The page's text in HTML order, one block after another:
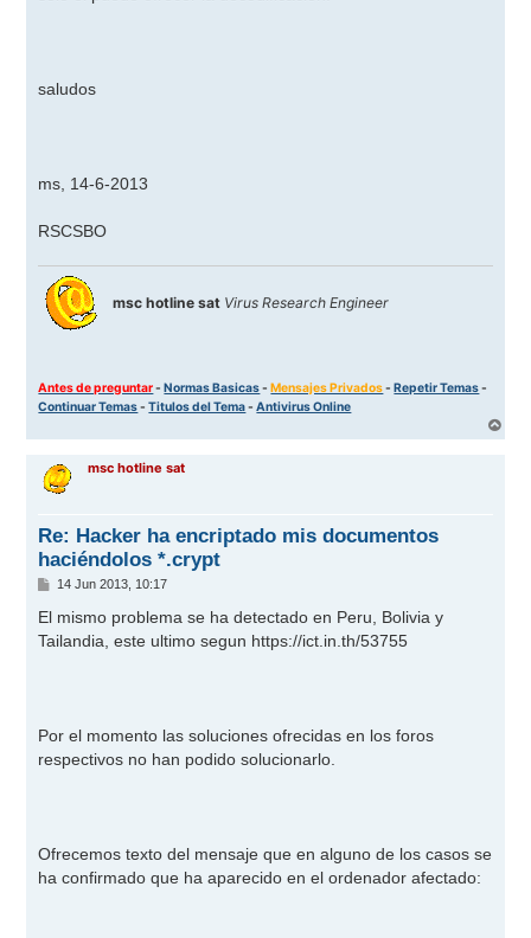
saludos
ms, 14-6-2013
RSCSBO
msc hotline sat Virus Research Engineer
Antes de preguntar-Normas Basicas-Mensajes Privados-Repetir Temas-
Continuar Temas-Titulos del Tema-Antivirus Online
r
msc hotline sat
Re: Hacker ha encriptado mis documentos
haciéndolos *.crypt
M
n
a
14 Jun 2013, 10:17
El mismo problema se ha detectado en Peru, Bolivia y
Tailandia, este ultimo segun https://ict.in.th/53755
Por el momento las soluciones ofrecidas en los foros
respectivos no han podido solucionarlo.
Ofrecemos texto del mensaje que en alguno de los casos se
ha confirmado que ha aparecido en el ordenador afectado: